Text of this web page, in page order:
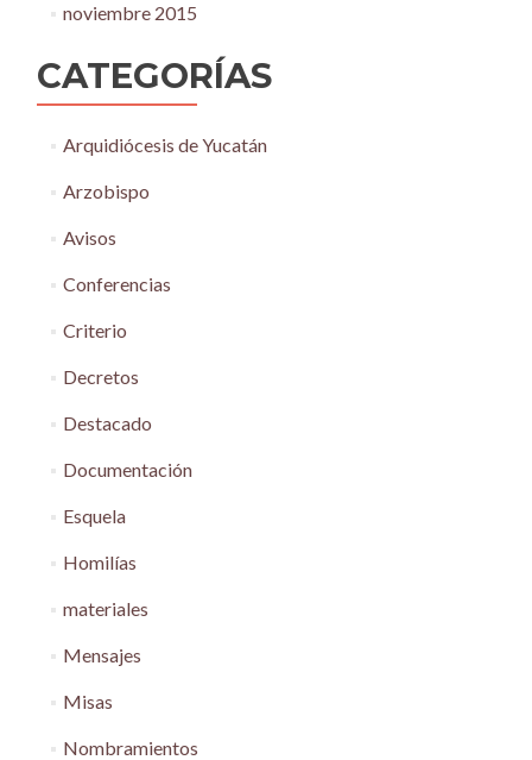
noviembre 2015
CATEGORÍAS
Arquidiócesis de Yucatán
Arzobispo
Avisos
Conferencias
Criterio
Decretos
Destacado
Documentación
Esquela
Homilías
materiales
Mensajes
Misas
Nombramientos